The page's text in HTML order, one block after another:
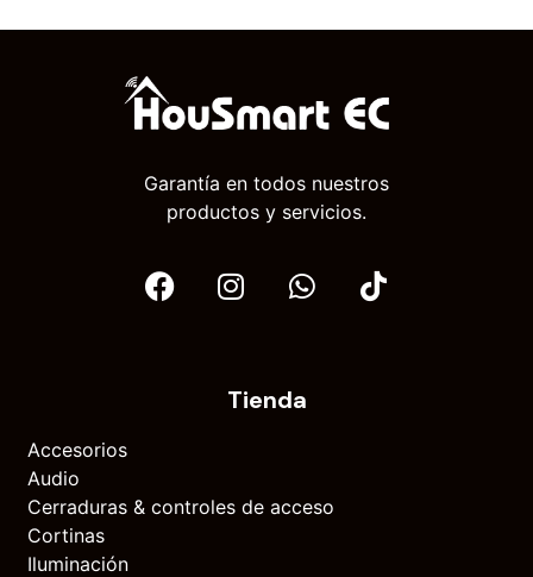
Garantía en todos nuestros
productos y servicios.
Tienda
Accesorios
Audio
Cerraduras & controles de acceso
Cortinas
Iluminación